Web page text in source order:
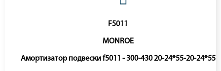
F5011
MONROE
Амортизатор подвески f5011 - 300-430 20-24*55-20-24*55